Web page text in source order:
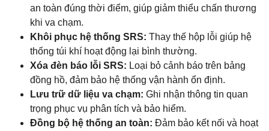
an toàn đúng thời điểm, giúp giảm thiểu chấn thương
khi va chạm.
Khôi phục hệ thống SRS: Thay thế hộp lỗi giúp hệ
thống túi khí hoạt động lại bình thường.
Xóa đèn báo lỗi SRS: Loại bỏ cảnh báo trên bảng
đồng hồ, đảm bảo hệ thống vận hành ổn định.
Lưu trữ dữ liệu va chạm: Ghi nhận thông tin quan
trọng phục vụ phân tích và bảo hiểm.
Đồng bộ hệ thống an toàn: Đảm bảo kết nối và hoạt